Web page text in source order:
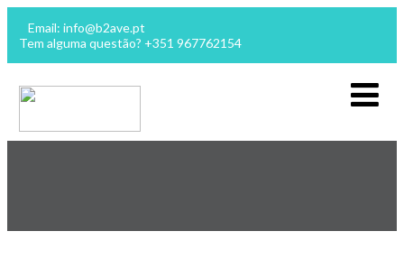
Email: info@b2ave.pt
Tem alguma questão? +351 967762154